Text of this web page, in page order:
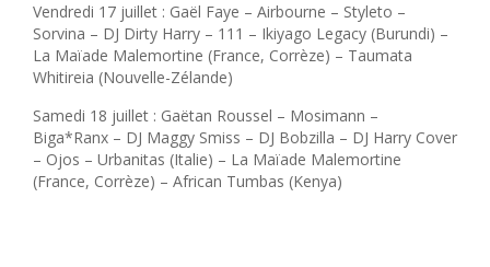
Vendredi 17 juillet : Gaël Faye – Airbourne – Styleto –
Sorvina – DJ Dirty Harry – 111 – Ikiyago Legacy (Burundi) –
La Maïade Malemortine (France, Corrèze) – Taumata
Whitireia (Nouvelle-Zélande)
Samedi 18 juillet : Gaëtan Roussel – Mosimann –
Biga*Ranx – DJ Maggy Smiss – DJ Bobzilla – DJ Harry Cover
– Ojos – Urbanitas (Italie) – La Maïade Malemortine
(France, Corrèze) – African Tumbas (Kenya)